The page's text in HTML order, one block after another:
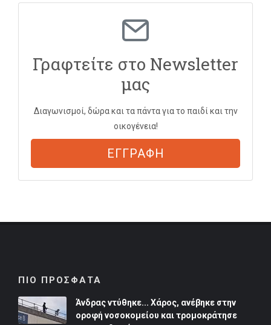
Γραφτείτε στο Newsletter
μας
Διαγωνισμοί, δώρα και τα πάντα για το παιδί και την
οικογένεια!
ΕΓΓΡΑΦΗ
ΠΙΟ ΠΡΟΣΦΑΤΑ
Άνδρας ντύθηκε... Χάρος, ανέβηκε στην
οροφή νοσοκομείου και τρομοκράτησε